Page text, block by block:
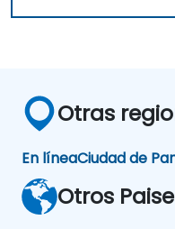
Otras
En líneaCiudad de
Otros